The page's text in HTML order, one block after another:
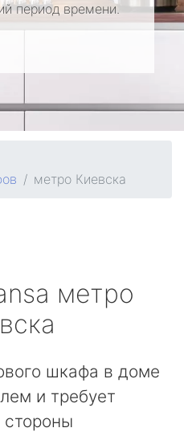
период времени.
метро Киевска
метро
шкафа в доме
и требует
стороны